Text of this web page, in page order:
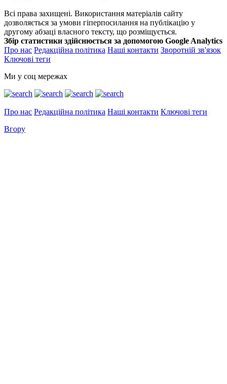
Всі права захищені. Використання матеріалів сайту
дозволяється за умови гіперпосилання на публікацію у
другому абзаці власного тексту, що розміщується.
Збір статистики здійснюється за допомогою Google Analytics
Про нас Редакційна політика Наші контакти Зворотній зв'язок
Ключові теги
Ми у соц мережах
Про нас Редакційна політика Наші контакти Ключові теги
Вгору